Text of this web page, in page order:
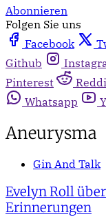
Abonnieren
Folgen Sie uns
Facebook
Github
Pinterest
Whatsapp
Aneurysma
Gin And Talk
Evelyn Roll
Erinnerungen